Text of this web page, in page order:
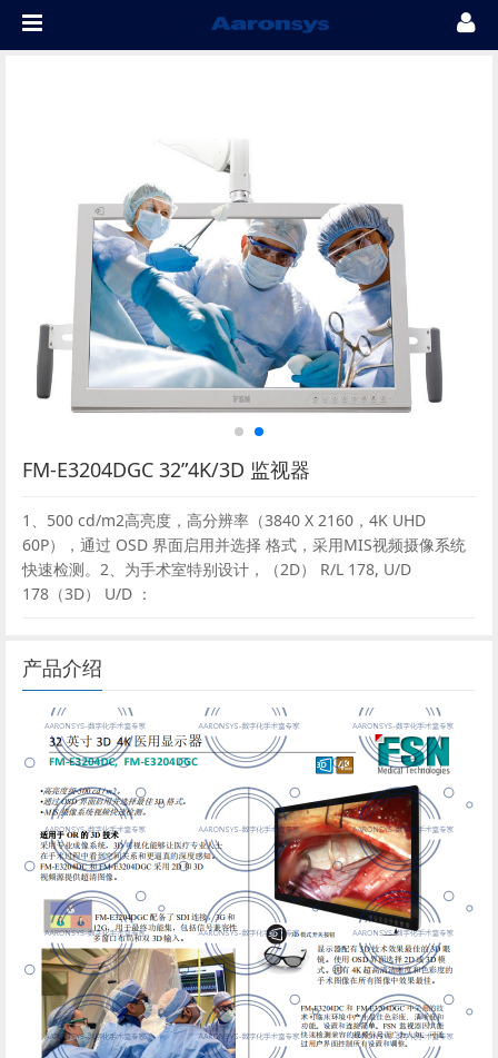
FM-E3204DGC 32”4K/3D 监视器
1、500 cd/m2高亮度，高分辨率（3840 X 2160，4K UHD
60P），通过 OSD 界面启用并选择 格式，采用MIS视频摄像系统
快速检测。2、为手术室特别设计，（2D） R/L 178, U/D
178（3D） U/D ：
产品介绍